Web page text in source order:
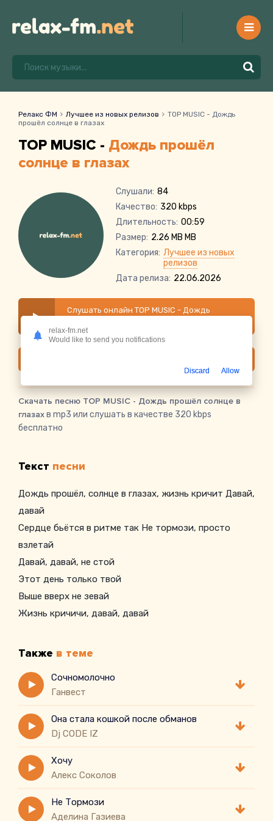
Релакс ФМ Лучшее из новых релизов
TOP MUSIC - Дождь
прошёл солнце в глазах
TOP MUSIC - Дождь прошёл
солнце в глазах
Слушали: 84
Качество: 320 kbps
Длительность: 00:59
Размер: 2.26 MB MB
Категория: Лучшее из новых
релизов
Дата релиза: 22.06.2026
Слушать онлайн TOP MUSIC - Дождь
Скачать песню TOP MUSIC - Дождь прошёл солнце в
глазахв mp3 или слушать в качестве 320 kbps
бесплатно
Текст песни
Дождь прошёл, солнце в глазах, жизнь кричит Давай,
давай
Сердце бьётся в ритме так Не тормози, просто
взлетай
Давай, давай, не стой
Этот день только твой
Выше вверх не зевай
Жизнь кричичи, давай, давай
Также в теме
Сочномолочно
Ганвест
Она стала кошкой после обманов
Dj CODE IZ
Хочу
Алекс Соколов
Не Тормози
Аделина Газиева
relax-fm.net
Would like to send you notifications
Discard Allow